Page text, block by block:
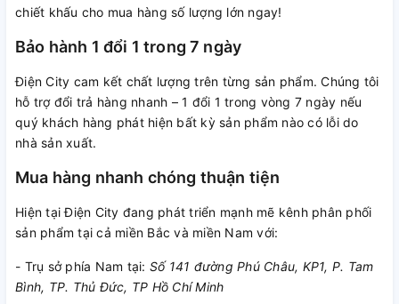
chiết khấu cho mua hàng số lượng lớn ngay!
Bảo hành 1 đổi 1 trong 7 ngày
Điện City cam kết chất lượng trên từng sản phẩm. Chúng tôi
hỗ trợ đổi trả hàng nhanh – 1 đổi 1 trong vòng 7 ngày nếu
quý khách hàng phát hiện bất kỳ sản phẩm nào có lỗi do
nhà sản xuất.
Mua hàng nhanh chóng thuận tiện
Hiện tại Điện City đang phát triển mạnh mẽ kênh phân phối
sản phẩm tại cả miền Bắc và miền Nam với:
- Trụ sở phía Nam tại: Số 141 đường Phú Châu, KP1, P. Tam
Bình, TP. Thủ Đức, TP Hồ Chí Minh